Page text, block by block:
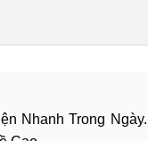
Nhanh Trong Ngày.